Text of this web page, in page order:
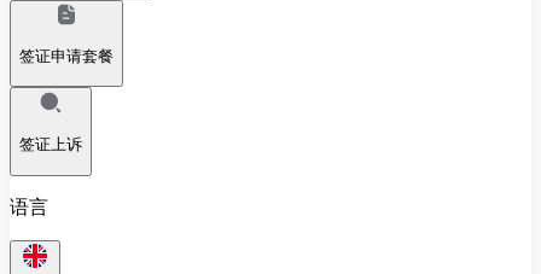
签证申请套餐
签证上诉
语言